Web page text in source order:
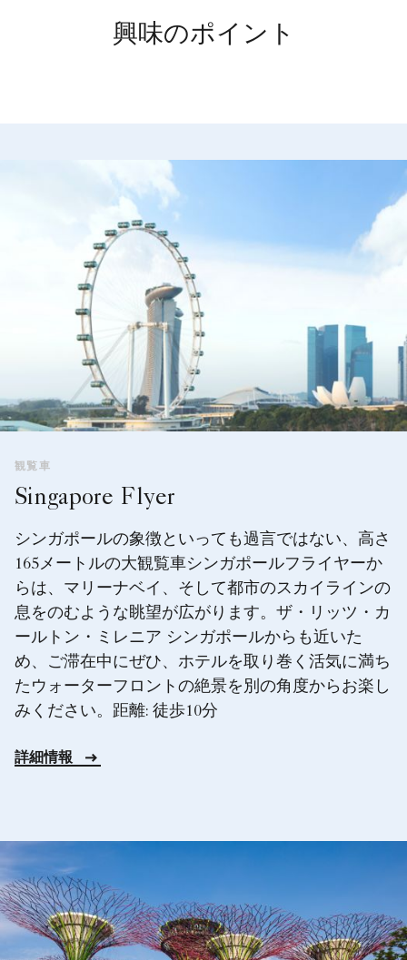
興味のポイント
観覧車
Singapore Flyer
シンガポールの象徴といっても過言ではない、高さ
165メートルの大観覧車シンガポールフライヤーか
らは、マリーナベイ、そして都市のスカイラインの
息をのむような眺望が広がります。ザ・リッツ・カ
ールトン・ミレニア シンガポールからも近いた
め、ご滞在中にぜひ、ホテルを取り巻く活気に満ち
たウォーターフロントの絶景を別の角度からお楽し
みください。距離: 徒歩10分
詳細情報